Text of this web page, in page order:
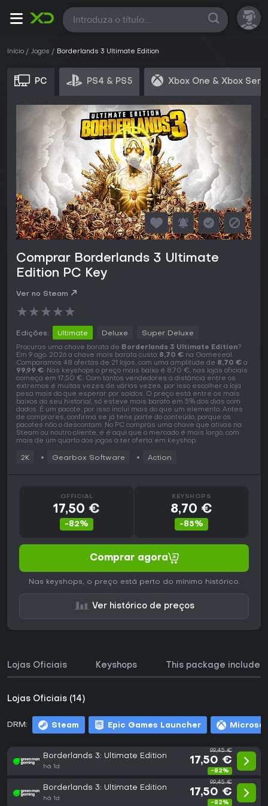
Todas
Início Jogos Borderlands 3 Ultimate Edition
PC PS4 & PS5 Xbox One & Xbox
Comprar Borderlands 3 Ultimate
Edition PC Key
Ver no Steam
★★★★★
Edições: Ultimate Deluxe Super Deluxe
Procuras uma chave barata de Borderlands 3 Ultimate Edition?
Em 9 ago. 2026 a chave mais barata custa 8,70 € na Gameseal.
Comparamos 48 ofertas de 21 lojas, com uma amplitude de 8,70 € a
99,99 €. Nas keyshops o preço mais baixo é 8,70 €, nas lojas oficiais
começa em 17,50 €. Com tantos vendedores a distância entre os
extremos é muitas vezes de várias vezes, por isso escolher a loja
pesa mais do que esperar por saldos. O preço está entre os mais
baixos do seu historial, só esteve mais barato em 5% dos dias com
dados. É um pacote, por isso inclui mais do que um elemento. Antes
de comprares, confirma se já tens parte do conteúdo, porque os
pacotes não o descontam. No PC compras uma chave que ativas na
Steam ou noutro cliente, e é aqui que o mercado é mais largo, com
mais de um quarto dos jogos a ter oferta em keyshop.
2K Gearbox Software Action
OFFICIAL
17,50 €
-82%
KEYSHOPS
8,70 €
-85%
Comprar agora
Nas keyshops, o preço está perto do mínimo histórico.
Ver histórico de preços
Lojas Oficiais Keyshops This package includes
Lojas Oficiais (14)
DRM: Steam Epic Games Launcher
Borderlands 3: Ultimate Edition
há 1d
99,45 €
17,50 €
-82%
Borderlands 3: Ultimate Edition
há 1d
99,45 €
17,50 €
-82%